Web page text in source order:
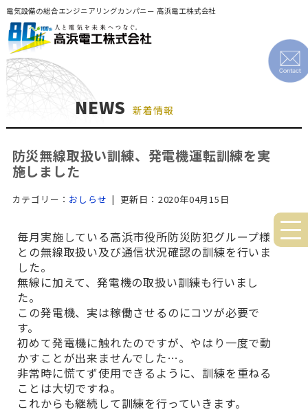
電気設備の総合エンジニアリングカンパニー 高浜電工株式会社
NEWS 新着情報
防災無線取扱い訓練、発電機運転訓練を実
施しました
カテゴリー： おしらせ | 更新日：2020年04月15日
毎月実施している高浜市役所防災防犯グループ様
との無線取扱い及び通信状況確認の訓練を行いま
した。
無線に加えて、発電機の取扱い訓練も行いまし
た。
この発電機、実は稼働させるのにコツが必要で
す。
初めて発電機に触れたのですが、やはり一度で動
かすことが出来ませんでした…。
非常時に慌てず使用できるように、訓練を重ねる
ことは大切ですね。
これからも継続して訓練を行っていきます。